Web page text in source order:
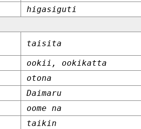
higasiguti
taisita
ookii, ookikatta
otona
Daimaru
oome na
taikin